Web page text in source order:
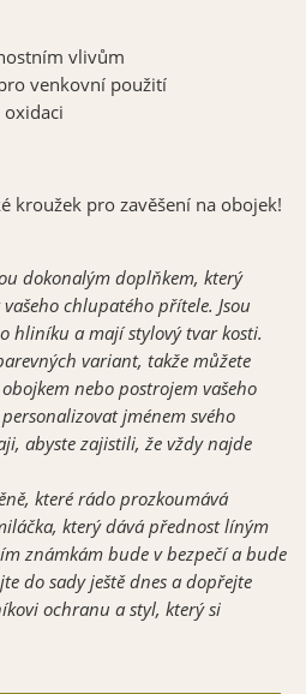
vlivům
venkovní použití
kroužek pro zavěšení na obojek!
dokonalým doplňkem, který
chlupatého přítele. Jsou
hliníku a mají stylový tvar kosti.
variant, takže můžete
nebo postrojem vašeho
jménem svého
abyste zajistili, že vždy najde
které rádo prozkoumává
který dává přednost líným
známkám bude v bezpečí a bude
do sady ještě dnes a dopřejte
ochranu a styl, který si